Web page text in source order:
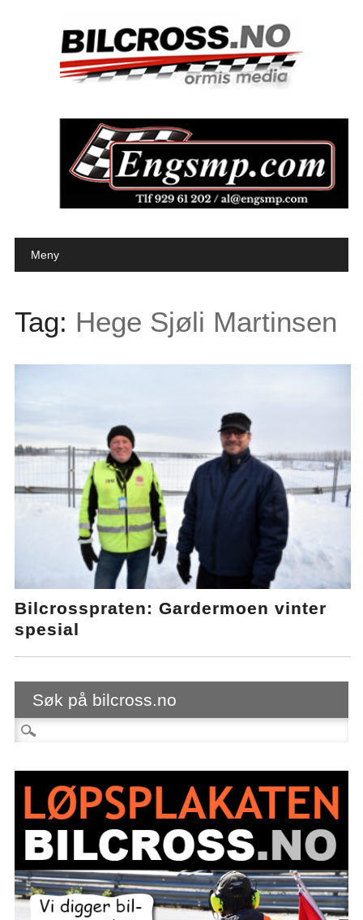
Main menu
Meny
Tag: Hege Sjøli Martinsen
Bilcrosspraten: Gardermoen vinter
spesial
Søk på bilcross.no
Søk etter: